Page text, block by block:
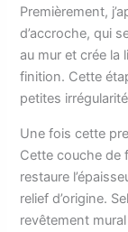
Premièrement,
d’accroche, qui
au mur et crée la
finition. Cette
petites
Une fois cette
Cette couche de
restaure
relief d’origine.
revêtement